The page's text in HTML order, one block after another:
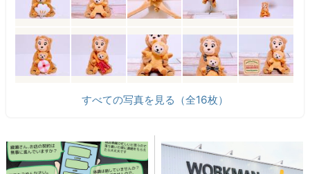
すべての写真を見る（全16枚）